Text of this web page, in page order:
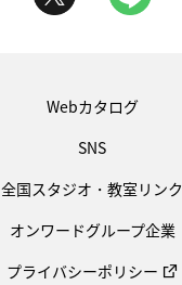
Webカタログ
SNS
全国スタジオ・教室リンク
オンワードグループ企業
プライバシーポリシー